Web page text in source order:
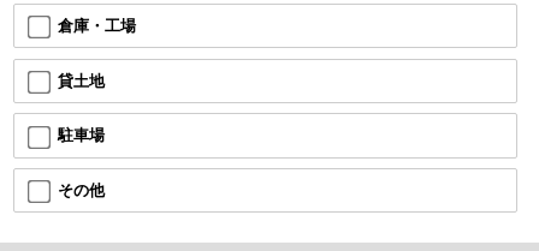
倉庫・工場
貸土地
駐車場
その他